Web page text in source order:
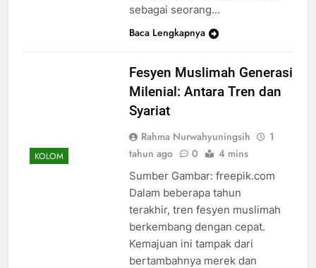
sebagai seorang…
Baca Lengkapnya
KOLOM
Fesyen Muslimah Generasi
Milenial: Antara Tren dan
Syariat
Rahma Nurwahyuningsih
1
tahun ago
0 4 mins
Sumber Gambar: freepik.com
Dalam beberapa tahun
terakhir, tren fesyen muslimah
berkembang dengan cepat.
Kemajuan ini tampak dari
bertambahnya merek dan